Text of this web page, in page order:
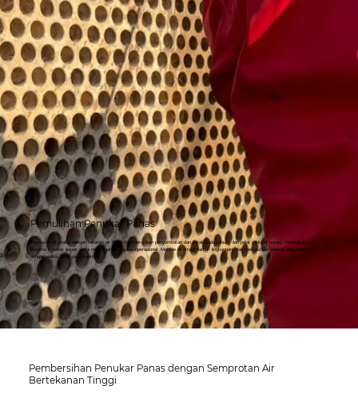
Pemulihan Penukar Panas
Pencucian otomatis dengan tekanan air tinggi membersihkan penyumbatan dan kerak pada tabung dan pelat penukar panas, meningkatkan
efisiensi transfer panas serta mencegah kegagalan operasional. Metode ini aman, ramah lingkungan, dan memastikan kinerja yang konsisten
dengan waktu henti yang minimal.
Pembersihan Penukar Panas dengan Semprotan Air
Bertekanan Tinggi